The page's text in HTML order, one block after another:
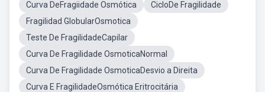
Curva DeFragiidade Osmótica
CicloDe Fragilidade
Fragilidad GlobularOsmotica
Teste De FragilidadeCapilar
Curva De Fragilidade OsmoticaNormal
Curva De Fragilidade OsmoticaDesvio a Direita
Curva E FragilidadeOsmótica Eritrocitária